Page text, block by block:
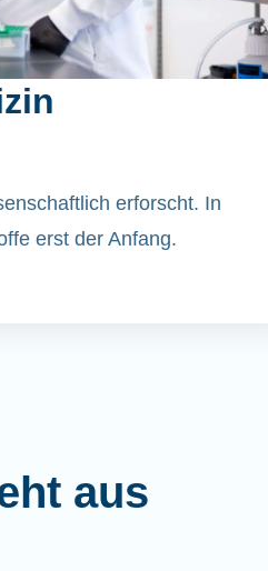
erforscht. In
erst der Anfang.
aus